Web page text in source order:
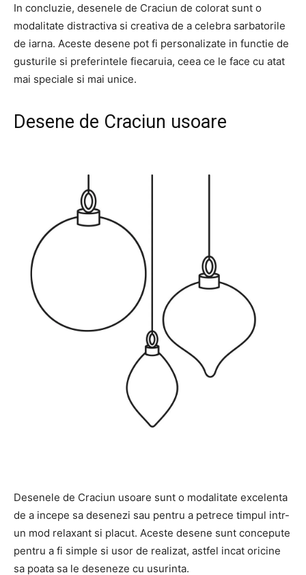
In concluzie, desenele de Craciun de colorat sunt o
modalitate distractiva si creativa de a celebra sarbatorile
de iarna. Aceste desene pot fi personalizate in functie de
gusturile si preferintele fiecaruia, ceea ce le face cu atat
mai speciale si mai unice.
Desene de Craciun usoare
Desenele de Craciun usoare sunt o modalitate excelenta
de a incepe sa desenezi sau pentru a petrece timpul intr-
un mod relaxant si placut. Aceste desene sunt concepute
pentru a fi simple si usor de realizat, astfel incat oricine
sa poata sa le deseneze cu usurinta.